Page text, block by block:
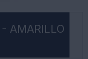
AMARILLO